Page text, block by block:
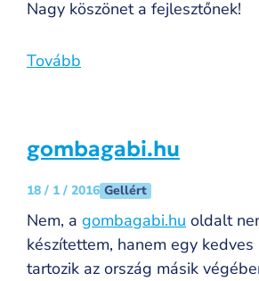
Nagy köszönet a fejlesztőnek!
Tovább
gombagabi.hu
18 / 1 / 2016 Gellért
Nem, a gombagabi.hu oldalt
készítettem, hanem egy
tartozik az ország másik